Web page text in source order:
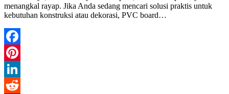
menangkal rayap. Jika Anda sedang mencari solusi praktis untuk
kebutuhan konstruksi atau dekorasi, PVC board…
Facebook
Pinterest
LinkedIn